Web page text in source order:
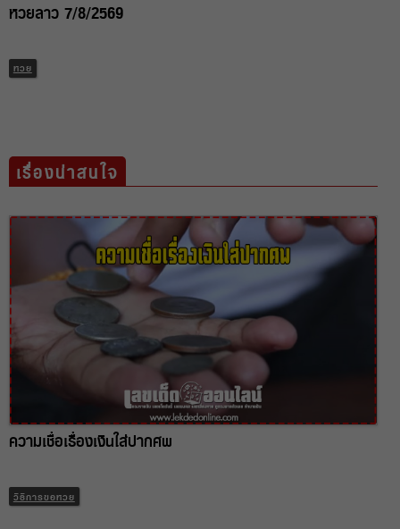
หวยลาว 7/8/2569
หวย
เรื่องน่าสนใจ
ความเชื่อเรื่องเงินใส่ปากศพ
วิธีการขอหวย